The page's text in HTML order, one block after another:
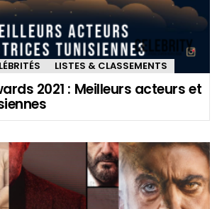
LISTES & CLASSEMENTS
2021 : Meilleurs acteurs et